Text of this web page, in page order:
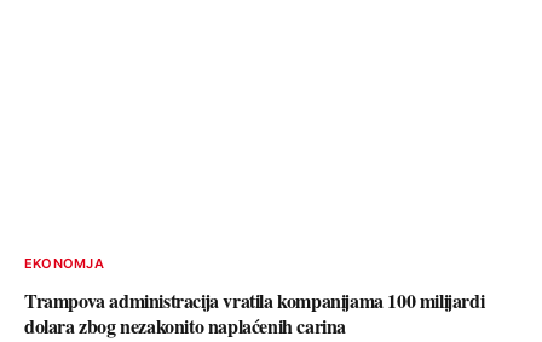
EKONOMJA
Trampova administracija vratila kompanijama 100 milijardi
dolara zbog nezakonito naplaćenih carina